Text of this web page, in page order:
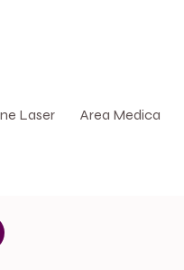
Laser Area Medica